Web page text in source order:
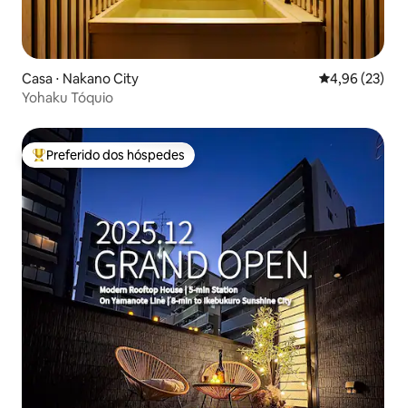
Casa ⋅ Nakano City 4,96 de uma
4,96 (23)
Yohaku Tóquio
Entre os melhores preferidos dos hóspedes
Preferido dos hóspedes